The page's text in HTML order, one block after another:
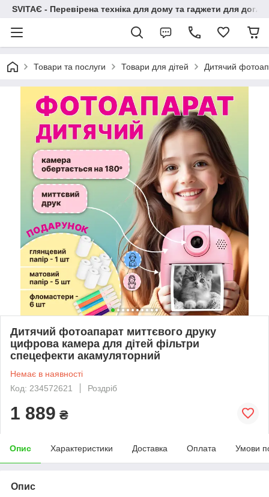
SVITAЄ - Перевірена техніка для дому та гаджети для
Товари та послуги Товари для дітей Дитячий
Дитячий фотоапарат миттєвого друку
цифрова камера для дітей фільтри
спецефекти акамуляторний
Немає в наявності
Код: 234572621
Роздріб
1 889 ₴
Опис Характеристики Доставка Оплата Умови
Опис